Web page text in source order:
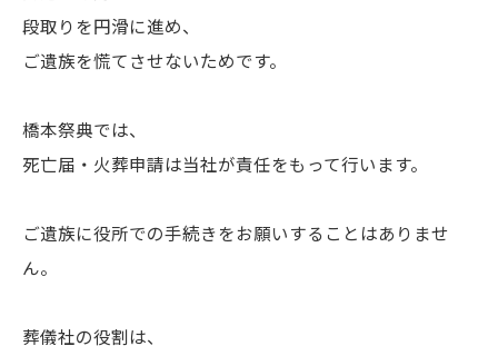
段取りを円滑に進め、
ご遺族を慌てさせないためです。
橋本祭典では、
死亡届・火葬申請は当社が責任をもって行います。
ご遺族に役所での手続きをお願いすることはありませ
ん。
葬儀社の役割は、